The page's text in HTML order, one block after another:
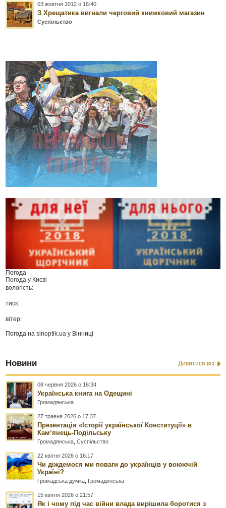
03 жовтня 2012 о 16:40
З Хрещатика вигнали черговий книжковий магазин
Суспільство
Погода
Погода у Києві
вологість:
тиск:
вітер:
Погода наsinoptik.ua у Вінниці
Новини Дивитися всі
08 червня 2026 о 16:34
Українська книга на Одещині
Громадянська
27 травня 2026 о 17:37
Презентація «Історії української Конституції» в
Камʼянець-Подільську
Громадянська ,Суспільство
22 квітня 2026 о 16:17
Чи діждемося ми поваги до українців у воюючій
Україні?
Громадська думка Громадянська
15 квітня 2026 о 21:57
Як і чому під час війни влада вирішила боротися з